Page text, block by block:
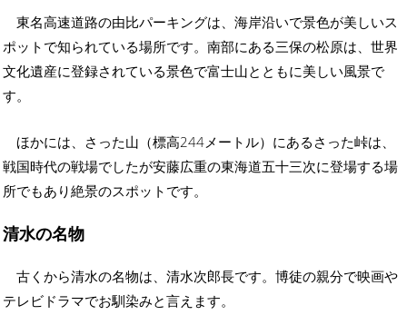
東名高速道路の由比パーキングは、海岸沿いで景色が美しいス
ポットで知られている場所です。南部にある三保の松原は、世界
文化遺産に登録されている景色で富士山とともに美しい風景で
す。
ほかには、さった山（標高244メートル）にあるさった峠は、
戦国時代の戦場でしたが安藤広重の東海道五十三次に登場する場
所でもあり絶景のスポットです。
清水の名物
古くから清水の名物は、清水次郎長です。博徒の親分で映画や
テレビドラマでお馴染みと言えます。